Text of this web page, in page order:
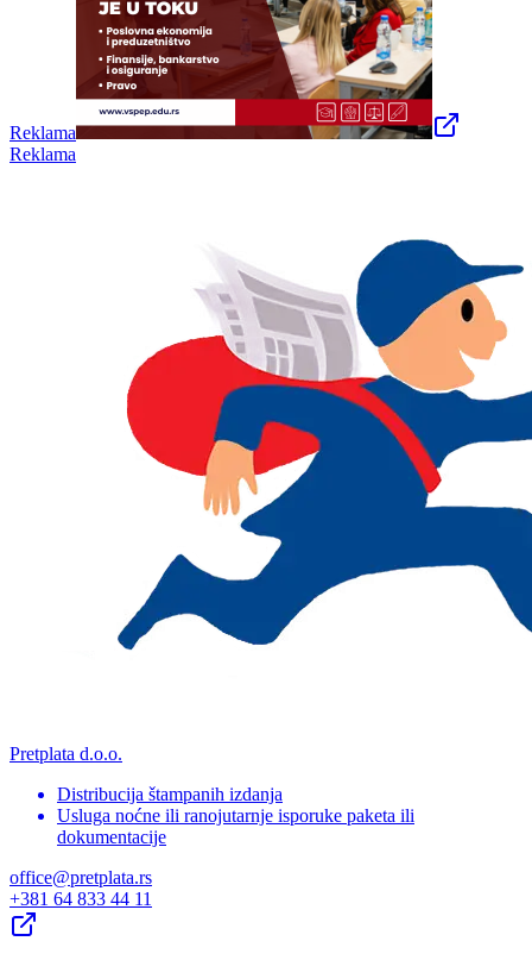
Reklama
Reklama
Pretplata d.o.o.
Distribucija štampanih izdanja
Usluga noćne ili ranojutarnje isporuke paketa ili
dokumentacije
office@pretplata.rs
+381 64 833 44 11